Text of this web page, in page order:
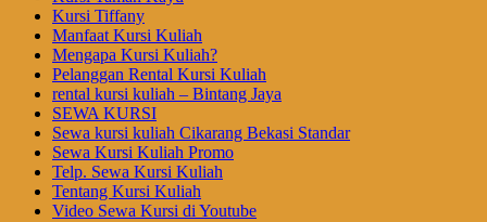
Kursi Tiffany
Manfaat Kursi Kuliah
Mengapa Kursi Kuliah?
Pelanggan Rental Kursi Kuliah
rental kursi kuliah – Bintang Jaya
SEWA KURSI
Sewa kursi kuliah Cikarang Bekasi Standar
Sewa Kursi Kuliah Promo
Telp. Sewa Kursi Kuliah
Tentang Kursi Kuliah
Video Sewa Kursi di Youtube